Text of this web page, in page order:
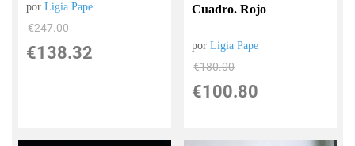
porLigia Pape
€247.00
€138.32
Cuadro. Rojo
porLigia Pape
€180.00
€100.80